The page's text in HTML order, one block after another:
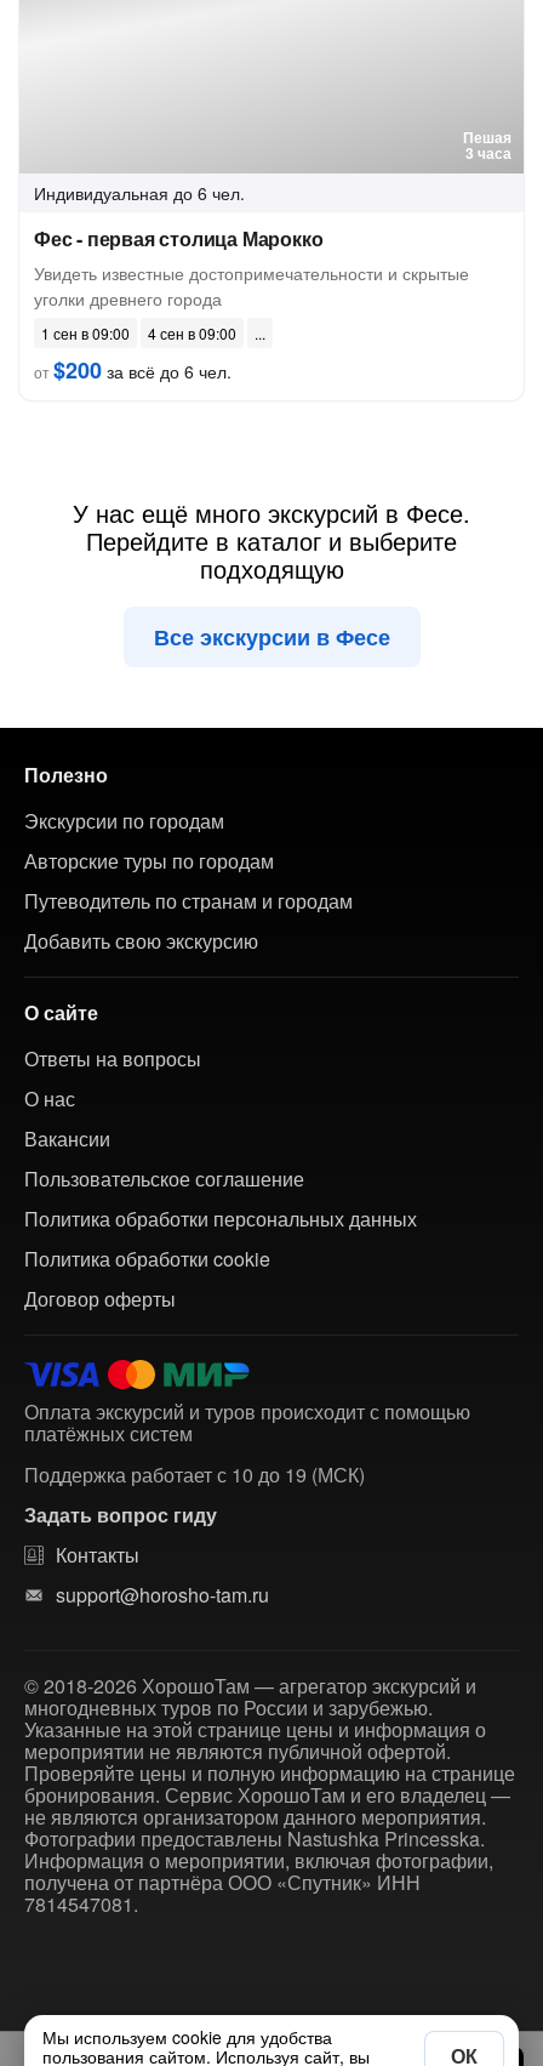
Пешая
3 часа
Индивидуальная до 6 чел.
Фес - первая столица Марокко
Увидеть известные достопримечательности и скрытые
уголки древнего города
1 сен в 09:00
4 сен в 09:00
от$200 за всё до 6 чел.
У нас ещё много экскурсий в Фесе.
Перейдите в каталог и выберите
подходящую
Все экскурсии в Фесе
Полезно
Экскурсии по городам
Авторские туры по городам
Путеводитель по странам и городам
Добавить свою экскурсию
О сайте
Ответы на вопросы
О нас
Вакансии
Пользовательское соглашение
Политика обработки персональных данных
Политика обработки cookie
Договор оферты
Оплата экскурсий и туров происходит с помощью
платёжных систем
Поддержка работает с 10 до 19 (МСК)
Задать вопрос гиду
Контакты
support@horosho-tam.ru
© 2018-2026 ХорошоТам — агрегатор экскурсий и
многодневных туров по России и зарубежью.
Указанные на этой странице цены и информация о
мероприятии не являются публичной офертой.
Проверяйте цены и полную информацию на странице
бронирования. Сервис ХорошоТам и его владелец —
не являются организатором данного мероприятия.
Фотографии предоставлены Nastushka Princesska.
Информация о мероприятии, включая фотографии,
получена от партнёра ООО «Спутник» ИНН
7814547081.
Мы используем cookie для удобства
пользования сайтом. Используя сайт, вы
ОК